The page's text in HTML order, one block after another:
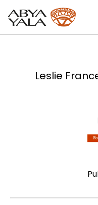
Leslie